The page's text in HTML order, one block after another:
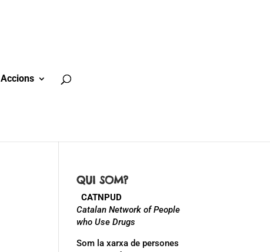
Accions
QUI SOM?
CATNPUD
Catalan Network of People
who Use Drugs
Som la xarxa de persones